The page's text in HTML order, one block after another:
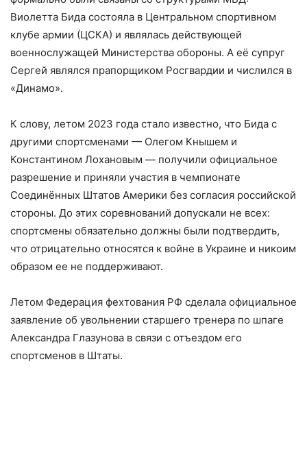
Виолетта Бида состояла в Центральном спортивном
клубе армии (ЦСКА) и являлась действующей
военнослужащей Министерства обороны. А её супруг
Сергей являлся прапорщиком Росгвардии и числился в
«Динамо».
К слову, летом 2023 года стало известно, что Бида с
другими спортсменами — Олегом Кнышем и
Константином Лохановым — получили официальное
разрешение и приняли участия в чемпионате
Соединённых Штатов Америки без согласия российской
стороны. До этих соревнований допускали не всех:
спортсмены обязательно должны были подтвердить,
что отрицательно относятся к войне в Украине и никоим
образом ее не поддерживают.
Летом Федерация фехтования РФ сделала официальное
заявление об увольнении старшего тренера по шпаге
Александра Глазунова в связи с отъездом его
спортсменов в Штаты.